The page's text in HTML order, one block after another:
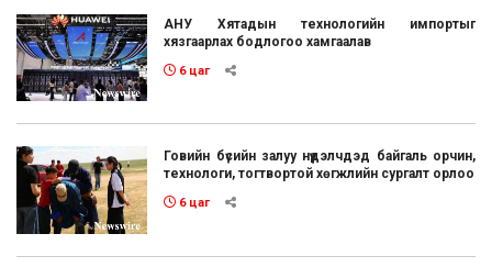
АНУ Хятадын технологийн импортыг
хязгаарлах бодлогоо хамгаалав
6 цаг
Говийн бүсийн залуу нүүдэлчдэд байгаль орчин,
технологи, тогтвортой хөгжлийн сургалт орлоо
6 цаг